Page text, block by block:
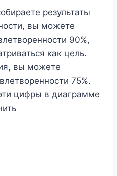
результаты
вы можете
90%,
как цель.
вы можете
75%.
цифры в диаграмме